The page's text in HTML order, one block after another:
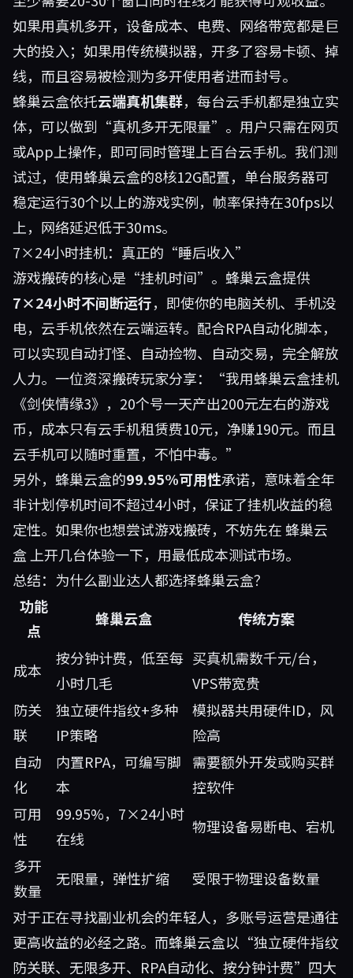
如果用真机多开，设备成本、电费、网络带宽都是巨
大的投入；如果用传统模拟器，开多了容易卡顿、掉
线，而且容易被检测为多开使用者进而封号。
蜂巢云盒依托云端真机集群，每台云手机都是独立实
体，可以做到“真机多开无限量”。用户只需在网页
或App上操作，即可同时管理上百台云手机。我们测
试过，使用蜂巢云盒的8核12G配置，单台服务器可
稳定运行30个以上的游戏实例，帧率保持在30fps以
上，网络延迟低于30ms。
7×24小时挂机：真正的“睡后收入”
游戏搬砖的核心是“挂机时间”。蜂巢云盒提供
7×24小时不间断运行，即使你的电脑关机、手机没
电，云手机依然在云端运转。配合RPA自动化脚本，
可以实现自动打怪、自动捡物、自动交易，完全解放
人力。一位资深搬砖玩家分享：“我用蜂巢云盒挂机
《剑侠情缘3》，20个号一天产出200元左右的游戏
币，成本只有云手机租赁费10元，净赚190元。而且
云手机可以随时重置，不怕中毒。”
另外，蜂巢云盒的99.95%可用性承诺，意味着全年
非计划停机时间不超过4小时，保证了挂机收益的稳
定性。如果你也想尝试游戏搬砖，不妨先在 蜂巢云
盒 上开几台体验一下，用最低成本测试市场。
总结：为什么副业达人都选择蜂巢云盒？
功能
点
蜂巢云盒 传统方案
成本
按分钟计费，低至每
小时几毛
买真机需数千元/台，
VPS带宽贵
防关
联
独立硬件指纹+多种
IP策略
模拟器共用硬件ID，风
险高
自动
化
内置RPA，可编写脚
本
需要额外开发或购买群
控软件
可用
性
99.95%，7×24小时
在线
物理设备易断电、宕机
多开
数量
无限量，弹性扩缩
受限于物理设备数量
对于正在寻找副业机会的年轻人，多账号运营是通往
更高收益的必经之路。而蜂巢云盒以“独立硬件指纹
防关联、无限多开、RPA自动化、按分钟计费”四大